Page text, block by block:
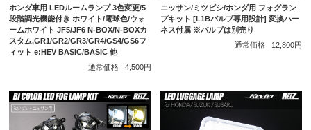
ホンダ車用 LEDルームランプ 3色変更/5
段階調光機能付き ホワイト/電球色/ウォ
ームホワイト JF5/JF6 N-BOX/N-BOXカ
スタム,GR1/GR2/GR3/GR4/GS4/GS6フ
ィット e:HEV BASIC/BASIC 他
通常価格
4,500円
ニッサン/ミツビシ/ホンダ用 フォグラン
プキット [L1Bバルブ専用設計] 変換ハー
ネス付属 ※バルブは別売り
通常価格
12,800円